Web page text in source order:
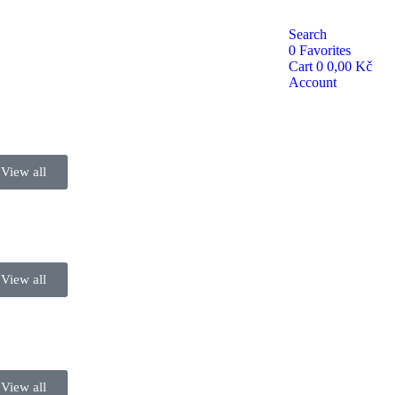
View all
View all
View all
Search
0 Favorites
Cart 0 0,00 Kč
Account